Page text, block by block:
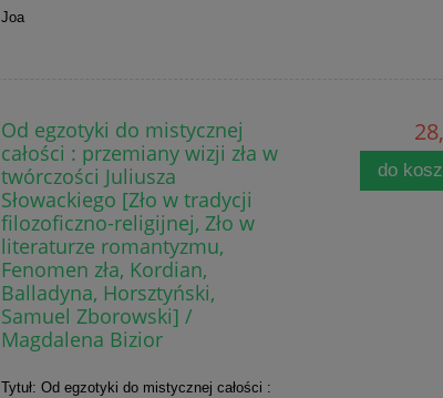
Joa
Od egzotyki do mistycznej
całości : przemiany wizji zła w
twórczości Juliusza
Słowackiego [Zło w tradycji
filozoficzno-religijnej, Zło w
literaturze romantyzmu,
Fenomen zła, Kordian,
Balladyna, Horsztyński,
Samuel Zborowski] /
Magdalena Bizior
Tytuł: Od egzotyki do mistycznej całości :
do